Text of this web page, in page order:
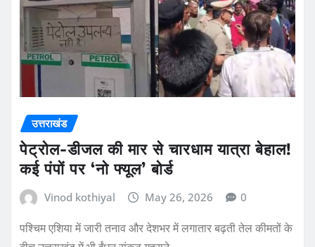
उत्तराखंड
पेट्रोल-डीजल की मार से चारधाम यात्रा बेहाल!
कई पंपों पर ‘नो फ्यूल’ बोर्ड
Vinod kothiyal May 26, 2026 0
पश्चिम एशिया में जारी तनाव और देशभर में लगातार बढ़ती तेल कीमतों के